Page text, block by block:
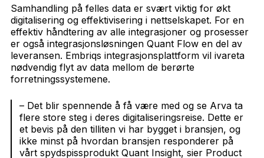
Samhandling på felles data er svært viktig for økt
digitalisering og effektivisering i nettselskapet. For en
effektiv håndtering av alle integrasjoner og prosesser
er også integrasjonsløsningen Quant Flow en del av
leveransen. Embriqs integrasjonsplattform vil ivareta
nødvendig flyt av data mellom de berørte
forretningssystemene.
– Det blir spennende å få være med og se Arva ta
flere store steg i deres digitaliseringsreise. Dette er
et bevis på den tilliten vi har bygget i bransjen, og
ikke minst på hvordan bransjen responderer på
vårt spydspissprodukt Quant Insight, sier Product